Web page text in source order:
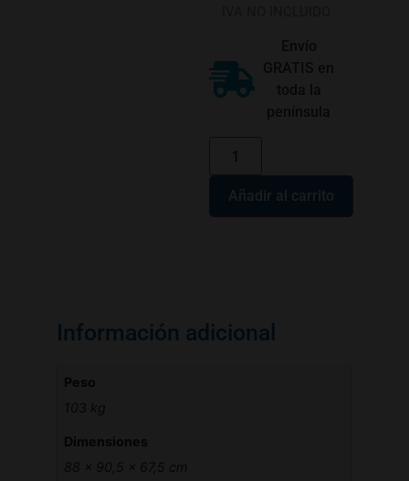
Añadir al carrito
Información adicional